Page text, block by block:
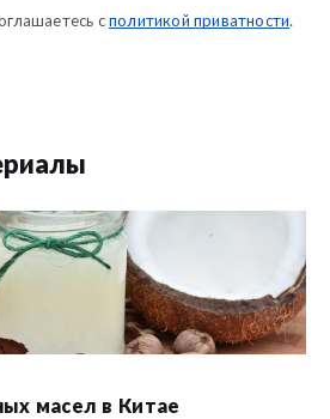
с политикой приватности.
масел в Китае